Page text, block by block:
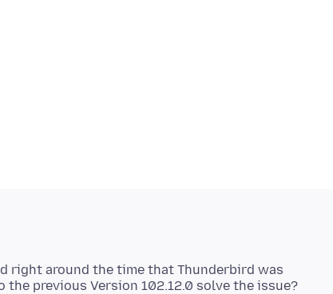
right around the time that Thunderbird was
previous Version 102.12.0 solve the issue?